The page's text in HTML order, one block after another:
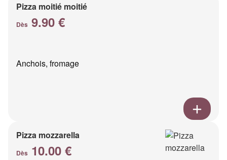
Pizza moitié moitié
Dès 9.90 €
Anchois, fromage
Pizza mozzarella
Dès 10.00 €